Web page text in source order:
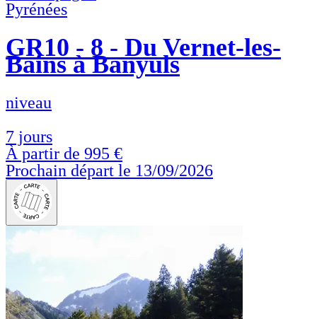
Pyrénées
GR10 - 8 - Du Vernet-les-
Bains à Banyuls
niveau
7 jours
À partir de 995 €
Prochain départ le 13/09/2026